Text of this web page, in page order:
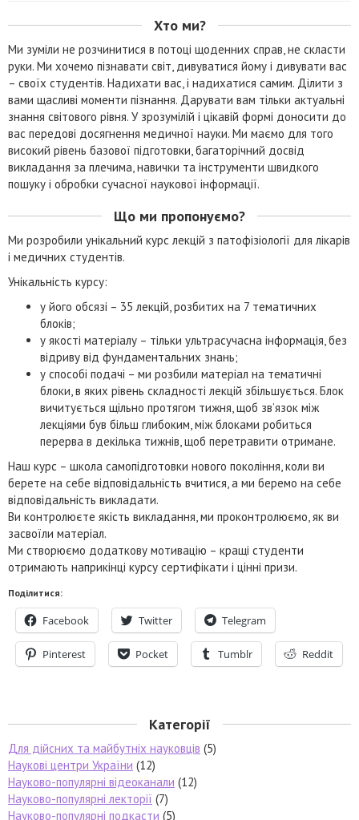
Хто ми?
Ми зуміли не розчинитися в потоці щоденних справ, не скласти
руки. Ми хочемо пізнавати світ, дивуватися йому і дивувати вас
– своїх студентів. Надихати вас, і надихатися самим. Ділити з
вами щасливі моменти пізнання. Дарувати вам тільки актуальні
знання світового рівня. У зрозумілій і цікавій формі доносити до
вас передові досягнення медичної науки. Ми маємо для того
високий рівень базової підготовки, багаторічний досвід
викладання за плечима, навички та інструменти швидкого
пошуку і обробки сучасної наукової інформації.
Що ми пропонуємо?
Ми розробили унікальний курс лекцій з патофізіології для лікарів
і медичних студентів.
Унікальність курсу:
у його обсязі – 35 лекцій, розбитих на 7 тематичних
блоків;
у якості матеріалу – тільки ультрасучасна інформація, без
відриву від фундаментальних знань;
у способі подачі – ми розбили матеріал на тематичні
блоки, в яких рівень складності лекцій збільшується. Блок
вичитується щільно протягом тижня, щоб зв’язок між
лекціями був більш глибоким, між блоками робиться
перерва в декілька тижнів, щоб перетравити отримане.
Наш курс – школа самопідготовки нового покоління, коли ви
берете на себе відповідальність вчитися, а ми беремо на себе
відповідальність викладати.
Ви контролюєте якість викладання, ми проконтролюємо, як ви
засвоїли матеріал.
Ми створюємо додаткову мотивацію – кращі студенти
отримають наприкінці курсу сертифікати і цінні призи.
Поділитися:
Facebook Twitter Telegram
Pinterest Pocket Tumblr Reddit
Категорії
Для дійсних та майбутніх науковців (5)
Наукові центри України (12)
Науково-популярні відеоканали (12)
Науково-популярні лекторії (7)
Науково-популярні подкасти (5)